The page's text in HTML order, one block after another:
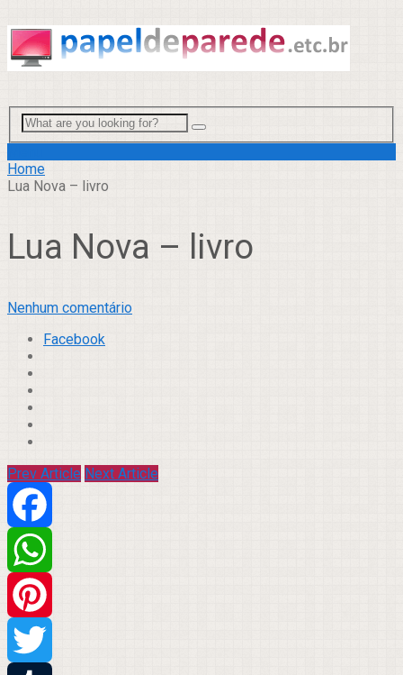
Home
Lua Nova – livro
Lua Nova – livro
Nenhum comentário
Facebook
Prev Article Next Article
Facebook
WhatsApp
Pinterest